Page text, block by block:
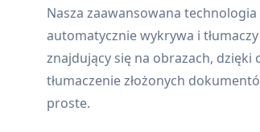
Nasza zaawansowana technologia
automatycznie wykrywa i
znajdujący się na obrazach, dzięki
tłumaczenie złożonych
proste.